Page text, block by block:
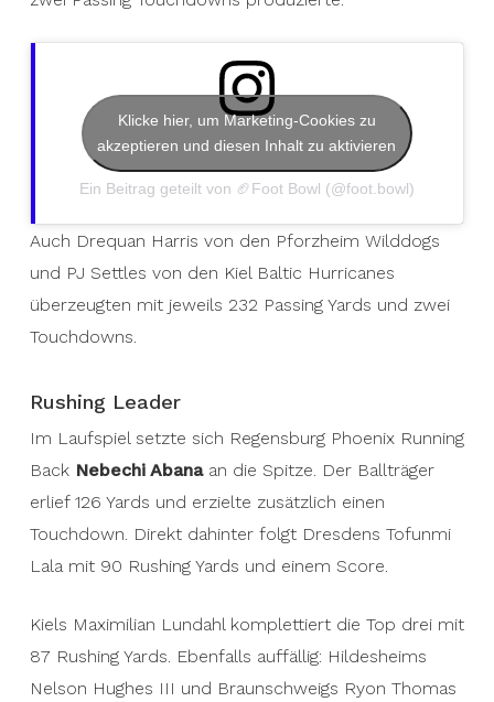
Ein Beitrag geteilt von 🏈Foot Bowl (@foot.bowl)
Klicke hier, um Marketing-Cookies zu
akzeptieren und diesen Inhalt zu aktivieren
Auch Drequan Harris von den Pforzheim Wilddogs
und PJ Settles von den Kiel Baltic Hurricanes
überzeugten mit jeweils 232 Passing Yards und zwei
Touchdowns.
Rushing Leader
Im Laufspiel setzte sich Regensburg Phoenix Running
Back Nebechi Abana an die Spitze. Der Ballträger
erlief 126 Yards und erzielte zusätzlich einen
Touchdown. Direkt dahinter folgt Dresdens Tofunmi
Lala mit 90 Rushing Yards und einem Score.
Kiels Maximilian Lundahl komplettiert die Top drei mit
87 Rushing Yards. Ebenfalls auffällig: Hildesheims
Nelson Hughes III und Braunschweigs Ryon Thomas